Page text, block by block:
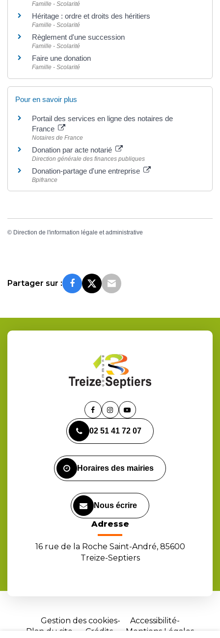
Famille - Scolarité
Héritage : ordre et droits des héritiers
Famille - Scolarité
Règlement d'une succession
Famille - Scolarité
Faire une donation
Famille - Scolarité
Pour en savoir plus
Portail des services en ligne des notaires de
France
Notaires de France
Donation par acte notarié
Direction générale des finances publiques
Donation-partage d'une entreprise
Bpifrance
© Direction de l'information légale et administrative
Partager sur :
Lien
le
compte
Lien
le
compte
Lien
la
chaîne
02 51 41 72 07
Horaires des mairies
Nous écrire
Adresse
16 rue de la Roche Saint-André, 85600
Treize-Septiers
Gestion des cookies
Accessibilité
Plan du site
Crédits Mentions Légales